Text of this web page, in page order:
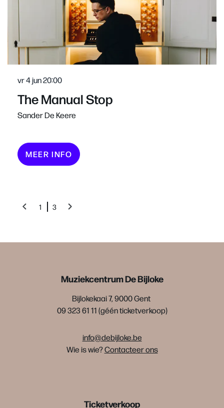
The Manual Stop
Sander De Keere
vr 4 jun20:00
MEER INFO
1 3
Muziekcentrum De Bijloke
Bijlokekaai 7, 9000 Gent
09 323 61 11 (géén ticketverkoop)
info@debijloke.be
Wie is wie?Contacteer ons
Ticketverkoop